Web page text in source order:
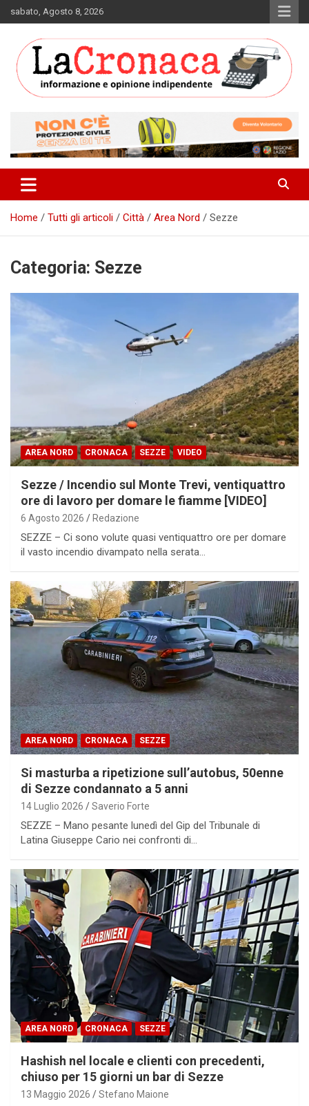
to
sabato, Agosto 8, 2026
La Cronaca Quotidiano
Home Tutti gli articoli Città Area Nord Sezze
Categoria: Sezze
AREA NORD CRONACA SEZZE VIDEO
Sezze / Incendio sul Monte Trevi, ventiquattro
ore di lavoro per domare le fiamme [VIDEO]
6 Agosto 2026 Redazione
SEZZE – Ci sono volute quasi ventiquattro ore per domare
il vasto incendio divampato nella serata…
AREA NORD CRONACA SEZZE
Si masturba a ripetizione sull’autobus, 50enne
di Sezze condannato a 5 anni
14 Luglio 2026 Saverio Forte
SEZZE – Mano pesante lunedì del Gip del Tribunale di
Latina Giuseppe Cario nei confronti di…
AREA NORD CRONACA SEZZE
Hashish nel locale e clienti con precedenti,
chiuso per 15 giorni un bar di Sezze
13 Maggio 2026 Stefano Maione